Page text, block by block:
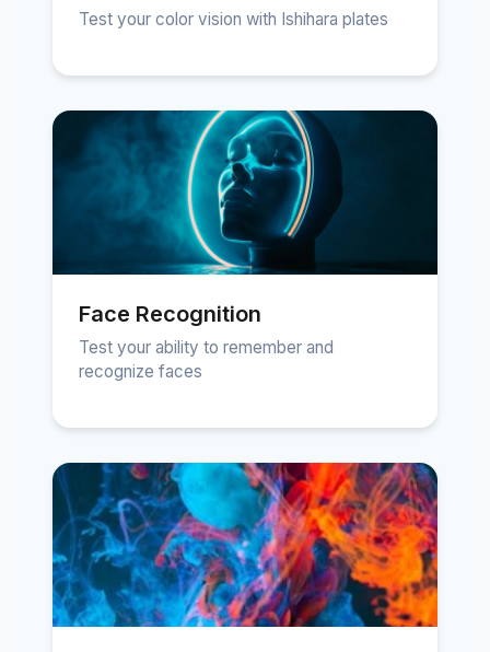
Test your color vision with Ishihara plates
Face Recognition
Test your ability to remember and
recognize faces